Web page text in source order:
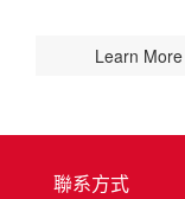
Learn More
聯系方式